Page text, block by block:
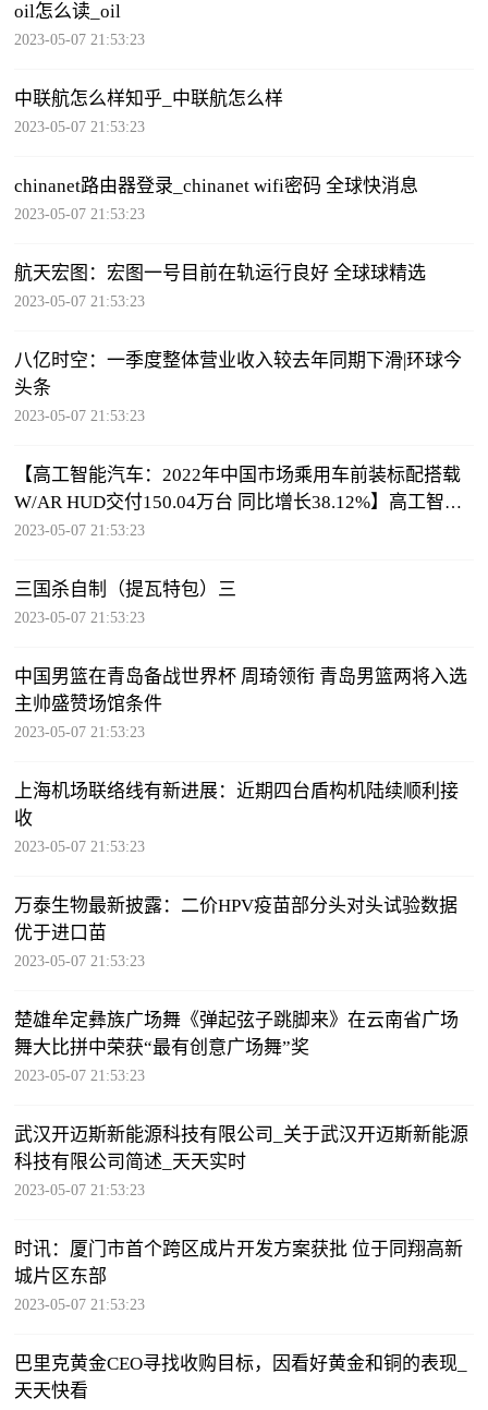
oil怎么读_oil
2023-05-07 21:53:23
中联航怎么样知乎_中联航怎么样
2023-05-07 21:53:23
chinanet路由器登录_chinanet wifi密码 全球快消息
2023-05-07 21:53:23
航天宏图：宏图一号目前在轨运行良好 全球球精选
2023-05-07 21:53:23
八亿时空：一季度整体营业收入较去年同期下滑|环球今
头条
2023-05-07 21:53:23
【高工智能汽车：2022年中国市场乘用车前装标配搭载
W/AR HUD交付150.04万台 同比增长38.12%】高工智能
汽车研究院监测数据显示，2022年中国市
2023-05-07 21:53:23
三国杀自制（提瓦特包）三
2023-05-07 21:53:23
中国男篮在青岛备战世界杯 周琦领衔 青岛男篮两将入选
主帅盛赞场馆条件
2023-05-07 21:53:23
上海机场联络线有新进展：近期四台盾构机陆续顺利接
收
2023-05-07 21:53:23
万泰生物最新披露：二价HPV疫苗部分头对头试验数据
优于进口苗
2023-05-07 21:53:23
楚雄牟定彝族广场舞《弹起弦子跳脚来》在云南省广场
舞大比拼中荣获“最有创意广场舞”奖
2023-05-07 21:53:23
武汉开迈斯新能源科技有限公司_关于武汉开迈斯新能源
科技有限公司简述_天天实时
2023-05-07 21:53:23
时讯：厦门市首个跨区成片开发方案获批 位于同翔高新
城片区东部
2023-05-07 21:53:23
巴里克黄金CEO寻找收购目标，因看好黄金和铜的表现_
天天快看